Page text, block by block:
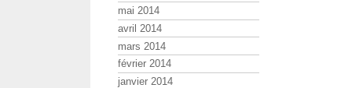
mai 2014
avril 2014
mars 2014
février 2014
janvier 2014